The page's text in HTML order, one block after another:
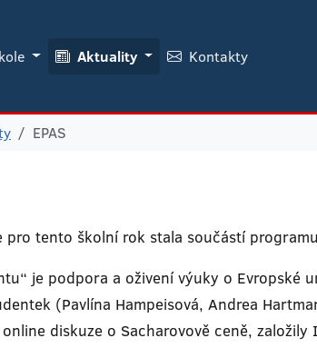
Aktuality Kontakty
EPAS
tento školní rok stala součástí
je podpora a oživení výuky o Evropské
(Pavlína Hampeisová, Andrea
diskuze o Sacharovově ceně,